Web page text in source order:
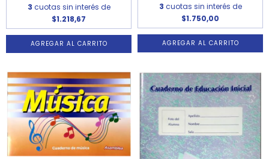
3 cuotas sin interés de
$1.218,67
3 cuotas sin interés de
$1.750,00